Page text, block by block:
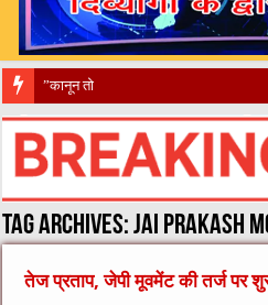
​”कानून तो बदल गया 2016 में,
Tag Archives:Jai Prakash
तेज प्रताप, जेपी मूवमेंट की तर्ज पर